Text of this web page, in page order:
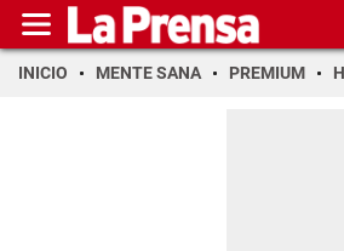
INICIO MENTE SANA PREMIUM